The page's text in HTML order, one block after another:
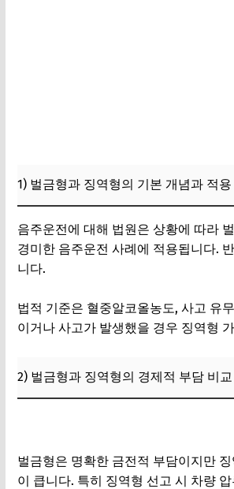
3) 전문가 의견: 보험 가입 전
4. 보험 상품별 음주운전 보
1) 일반 운전자보험과 음주
3) 가입 전 반드시 확인해야
1) 최근 음주운전 처벌 강화
6. 음주운전 처벌 대비 최적
1) 벌금형과 징역형의 기본 개념과 적용
음주운전에 대해 법원은 상황에 따라
경미한 음주운전 사례에 적용됩니다.
니다.
법적 기준은 혈중알코올농도, 사고 유
이거나 사고가 발생했을 경우 징역형
2) 벌금형과 징역형의 경제적 부담 비교
벌금형은 명확한 금전적 부담이지만
이 큽니다. 특히 징역형 선고 시 차량